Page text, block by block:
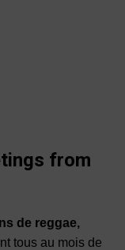
from
de reggae,
tous au mois de